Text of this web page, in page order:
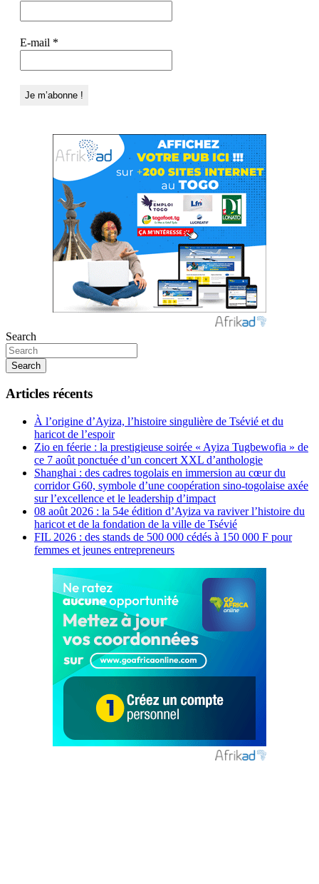
E-mail *
Search
Search
Articles récents
À l’origine d’Ayiza, l’histoire singulière de Tsévié et du
haricot de l’espoir
Zio en féerie : la prestigieuse soirée « Ayiza Tugbewofia » de
ce 7 août ponctuée d’un concert XXL d’anthologie
Shanghai : des cadres togolais en immersion au cœur du
corridor G60, symbole d’une coopération sino-togolaise axée
sur l’excellence et le leadership d’impact
08 août 2026 : la 54e édition d’Ayiza va raviver l’histoire du
haricot et de la fondation de la ville de Tsévié
FIL 2026 : des stands de 500 000 cédés à 150 000 F pour
femmes et jeunes entrepreneurs